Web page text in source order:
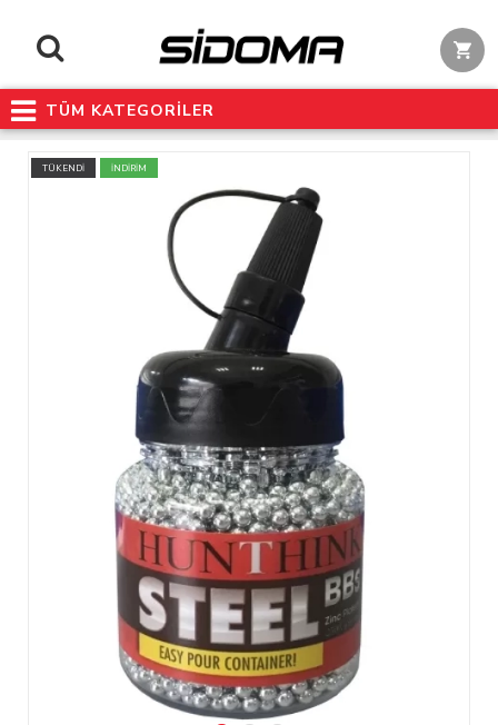
TÜM KATEGORİLER
TÜKENDİ İNDİRİM